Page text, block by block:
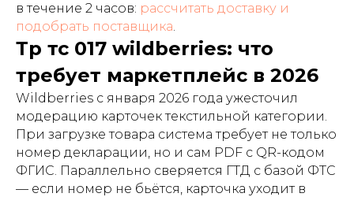
в течение 2 часов: рассчитать доставку и
подобрать поставщика.
Тр тс 017 wildberries: что
требует маркетплейс в 2026
Wildberries с января 2026 года ужесточил
модерацию карточек текстильной категории.
При загрузке товара система требует не только
номер декларации, но и сам PDF с QR-кодом
ФГИС. Параллельно сверяется ГТД с базой ФТС
— если номер не бьётся, карточка уходит в